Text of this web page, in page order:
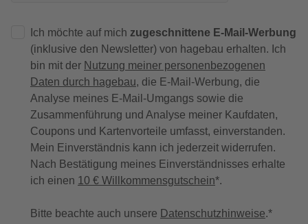
Ich möchte auf mich zugeschnittene E-Mail-Werbung
(inklusive den Newsletter) von hagebau erhalten. Ich
bin mit der Nutzung meiner personenbezogenen
Daten durch hagebau, die E-Mail-Werbung, die
Analyse meines E-Mail-Umgangs sowie die
Zusammenführung und Analyse meiner Kaufdaten,
Coupons und Kartenvorteile umfasst, einverstanden.
Mein Einverständnis kann ich jederzeit widerrufen.
Nach Bestätigung meines Einverständnisses erhalte
ich einen 10 € Willkommensgutschein*.
Bitte beachte auch unsere Datenschutzhinweise.